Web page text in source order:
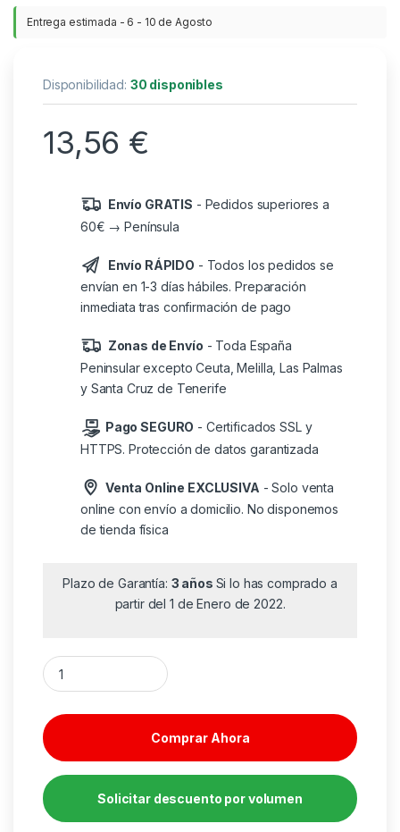
Entrega estimada - 6 - 10 de Agosto
Disponibilidad: 30 disponibles
13,56 €
Envío GRATIS - Pedidos superiores a
60€ → Península
Envío RÁPIDO - Todos los pedidos se
envían en 1-3 días hábiles. Preparación
inmediata tras confirmación de pago
Zonas de Envío - Toda España
Peninsular excepto Ceuta, Melilla, Las Palmas
y Santa Cruz de Tenerife
Pago SEGURO - Certificados SSL y
HTTPS. Protección de datos garantizada
Venta Online EXCLUSIVA - Solo venta
online con envío a domicilio. No disponemos
de tienda física
Plazo de Garantía: 3 años Si lo has comprado a
partir del 1 de Enero de 2022.
Ratón Inalámbrico Logitech M185/ Hasta 1000 DPI/ Rojo
Comprar Ahora
Solicitar descuento por volumen